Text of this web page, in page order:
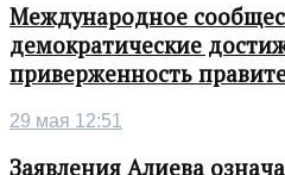
Международное
демократические
приверженность
29 мая 12:51
Заявления Алиева